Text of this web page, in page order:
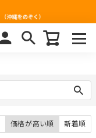
価格が高い順 新着順